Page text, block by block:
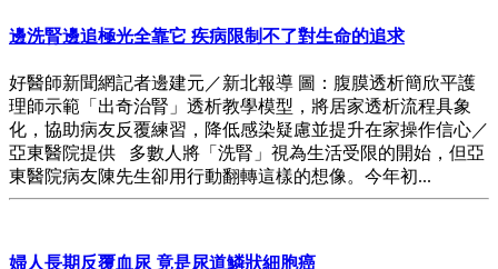
邊洗腎邊追極光全靠它 疾病限制不了對生命的追求
好醫師新聞網記者邊建元／新北報導 圖：腹膜透析簡欣平護
理師示範「出奇治腎」透析教學模型，將居家透析流程具象
化，協助病友反覆練習，降低感染疑慮並提升在家操作信心／
亞東醫院提供 多數人將「洗腎」視為生活受限的開始，但亞
東醫院病友陳先生卻用行動翻轉這樣的想像。今年初...
婦人長期反覆血尿 竟是尿道鱗狀細胞癌